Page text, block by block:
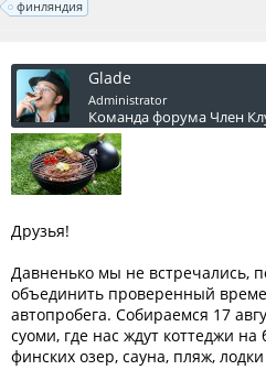
финляндия
Glade
Administrator
Команда форума Член
Друзья!
Давненько мы не встречались,
объединить проверенный
автопробега. Собираемся 17
суоми, где нас ждут коттеджи на
финских озер, сауна, пляж,